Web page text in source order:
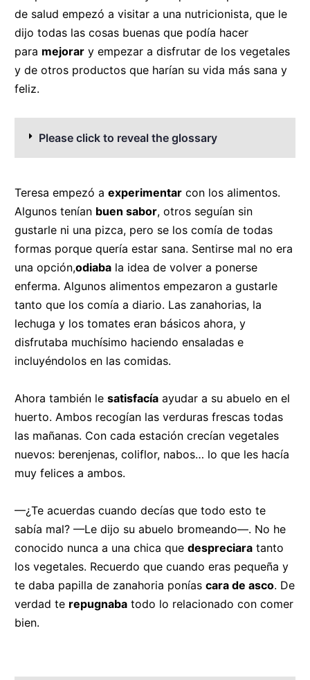
de salud empezó a visitar a una nutricionista, que le
dijo todas las cosas buenas que podía hacer
para mejorar y empezar a disfrutar de los vegetales
y de otros productos que harían su vida más sana y
feliz.
Please click to reveal the glossary
Teresa empezó a experimentar con los alimentos.
Algunos tenían buen sabor, otros seguían sin
gustarle ni una pizca, pero se los comía de todas
formas porque quería estar sana. Sentirse mal no era
una opción,odiaba la idea de volver a ponerse
enferma. Algunos alimentos empezaron a gustarle
tanto que los comía a diario. Las zanahorias, la
lechuga y los tomates eran básicos ahora, y
disfrutaba muchísimo haciendo ensaladas e
incluyéndolos en las comidas.
Ahora también le satisfacía ayudar a su abuelo en el
huerto. Ambos recogían las verduras frescas todas
las mañanas. Con cada estación crecían vegetales
nuevos: berenjenas, coliflor, nabos… lo que les hacía
muy felices a ambos.
—¿Te acuerdas cuando decías que todo esto te
sabía mal? —Le dijo su abuelo bromeando—. No he
conocido nunca a una chica que despreciara tanto
los vegetales. Recuerdo que cuando eras pequeña y
te daba papilla de zanahoria ponías cara de asco. De
verdad te repugnaba todo lo relacionado con comer
bien.